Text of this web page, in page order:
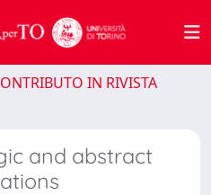
IN RIVISTA
and abstract